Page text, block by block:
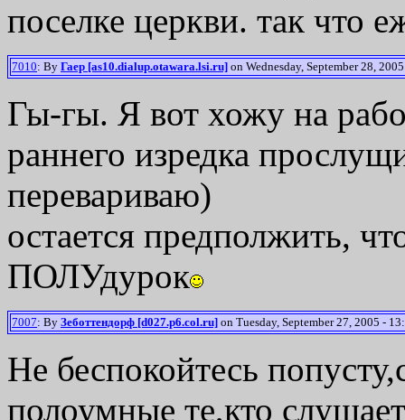
поселке церкви. так что
7010: By Гаер [as10.dialup.otawara.lsi.ru] on Wednesday, September 28,
Гы-гы. Я вот хожу на
раннего изредка
перевариваю)
остается предполжить,
ПОЛУдурок
7007: By Зеботтендорф [d027.p6.col.ru] on Tuesday, September 27, 2005 -
Не беспокойтесь
полоумные те,кто